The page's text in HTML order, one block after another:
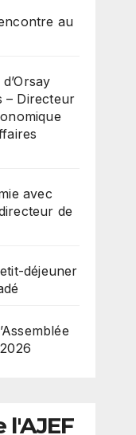
au
– Directeur
avec
de
déjeuner
l'AJEF